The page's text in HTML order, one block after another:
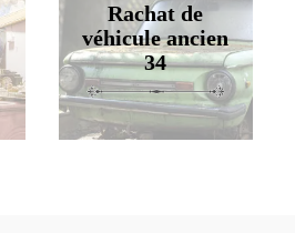
Rachat de
véhicule ancien
34